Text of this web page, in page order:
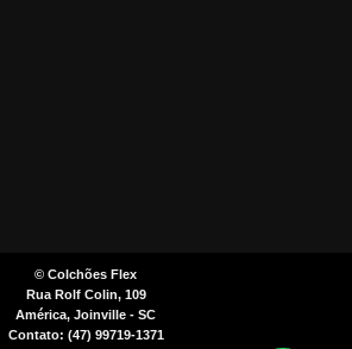
© Colchões Flex
Rua Rolf Colin, 109
América, Joinville - SC
Contato: (47) 99719-1371